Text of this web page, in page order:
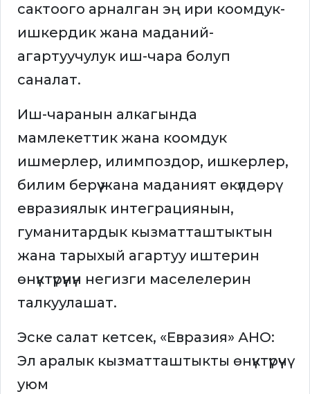
сактоого арналган эң ири коомдук-
ишкердик жана маданий-
агартуучулук иш-чара болуп
саналат.
Иш-чаранын алкагында
мамлекеттик жана коомдук
ишмерлер, илимпоздор, ишкерлер,
билим берүү жана маданият өкүлдөрү
евразиялык интеграциянын,
гуманитардык кызматташтыктын
жана тарыхый агартуу иштерин
өнүктүрүүнүн негизги маселелерин
талкуулашат.
Эске салат кетсек, «Евразия» АНО:
Эл аралык кызматташтыкты өнүктүрүүчү
уюм